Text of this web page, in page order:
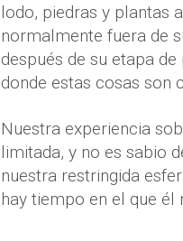
lodo, piedras y plantas
normalmente fuera de
después de su etapa
donde estas cosas son
Nuestra experiencia
limitada, y no es sabio
nuestra restringida
hay tiempo en el que él